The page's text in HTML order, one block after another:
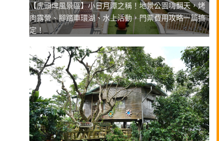
【虎頭埤風景區】小日月潭之稱！地景公園嗨翻天，烤
肉露營、腳踏車環湖、水上活動，門票費用攻略一篇搞
定！